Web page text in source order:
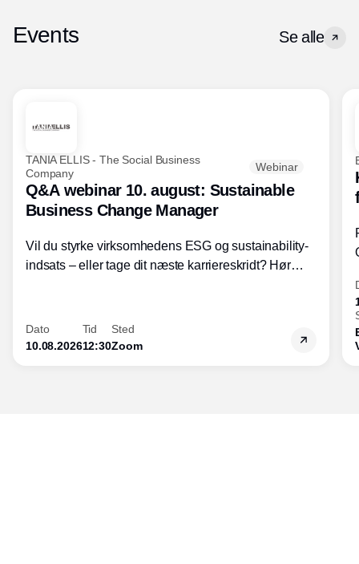
Events Se alle
TANIA ELLIS - The Social Business
Company
Webinar
Q&A webinar 10. august: Sustainable
Business Change Manager
Vil du styrke virksomhedens ESG og sustainability-
indsats – eller tage dit næste karriereskridt? Hør
inden for bæredygtig forretningsudvikling - så du
skaber værdi for både samfund og bundlinje.
Dato
10.08.2026
Tid
12:30
Sted
Zoom